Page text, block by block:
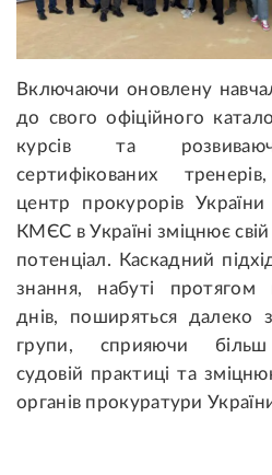
Включаючи оновлену
до свого офіційного
курсів та
сертифікованих
центр прокурорів
КМЄС в Україні зміцнює
потенціал. Каскадний
знання, набуті протягом
днів, поширяться далеко
групи, сприяючи більш
судовій практиці та
органів прокуратури